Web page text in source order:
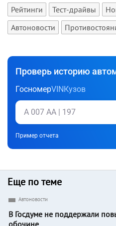
Рейтинги
Тест-драйвы
Автоновости
Проверь историю
ГосномерVINКузов
Пример отчета
Еще по теме
Автоновости
В Госдуме не поддержали
обочине